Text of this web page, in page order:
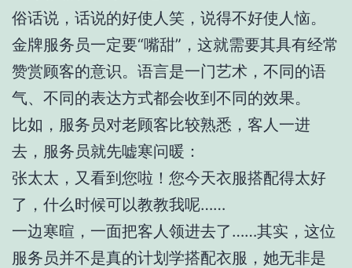
俗话说，话说的好使人笑，说得不好使人恼。
金牌服务员一定要“嘴甜”，这就需要其具有经常
赞赏顾客的意识。语言是一门艺术，不同的语
气、不同的表达方式都会收到不同的效果。
比如，服务员对老顾客比较熟悉，客人一进
去，服务员就先嘘寒问暖：
张太太，又看到您啦！您今天衣服搭配得太好
了，什么时候可以教教我呢……
一边寒暄，一面把客人领进去了……其实，这位
服务员并不是真的计划学搭配衣服，她无非是